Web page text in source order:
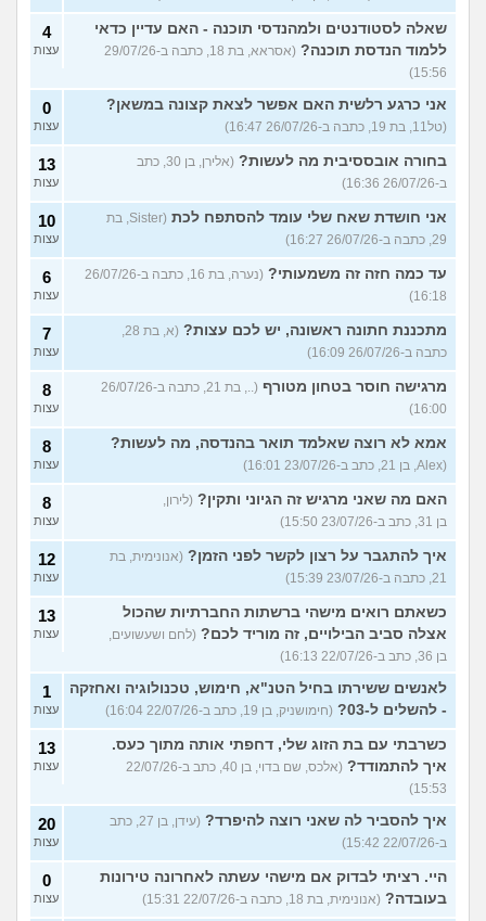
שאלה לסטודנטים ולמהנדסי תוכנה - האם עדיין כדאי
ללמוד הנדסת תוכנה?
(אסראא, בת 18, כתבה ב-29/07/26
15:56)
4
עצות
אני כרגע רלשית האם אפשר לצאת קצונה במשאן?
(טל11, בת 19, כתבה ב-26/07/26 16:47)
0
עצות
בחורה אובססיבית מה לעשות?
(אלירן, בן 30, כתב
ב-26/07/26 16:36)
13
עצות
אני חושדת שאח שלי עומד להסתפח לכת
(Sister, בת
29, כתבה ב-26/07/26 16:27)
10
עצות
עד כמה חזה זה משמעותי?
(נערה, בת 16, כתבה ב-26/07/26
16:18)
6
עצות
מתכננת חתונה ראשונה, יש לכם עצות?
(א, בת 28,
כתבה ב-26/07/26 16:09)
7
עצות
מרגישה חוסר בטחון מטורף
(.., בת 21, כתבה ב-26/07/26
16:00)
8
עצות
אמא לא רוצה שאלמד תואר בהנדסה, מה לעשות?
(Alex, בן 21, כתב ב-23/07/26 16:01)
8
עצות
האם מה שאני מרגיש זה הגיוני ותקין? (לירון,
בן 31, כתב ב-23/07/26 15:50)
8
עצות
איך להתגבר על רצון לקשר לפני הזמן? (אנונימית, בת
21, כתבה ב-23/07/26 15:39)
12
עצות
כשאתם רואים מישהי ברשתות החברתיות שהכול
אצלה סביב הבילויים, זה מוריד לכם? (לחם ושעשועים,
בן 36, כתב ב-22/07/26 16:13)
13
עצות
לאנשים ששירתו בחיל הטנ"א, חימוש, טכנולוגיה ואחזקה
- להשלים ל-03?
(חימושניק, בן 19, כתב ב-22/07/26 16:04)
1
עצות
כשרבתי עם בת הזוג שלי, דחפתי אותה מתוך כעס.
איך להתמודד?
(אלכס, שם בדוי, בן 40, כתב ב-22/07/26
15:53)
13
עצות
איך להסביר לה שאני רוצה להיפרד?
(עידן, בן 27, כתב
ב-22/07/26 15:42)
20
עצות
היי. רציתי לבדוק אם מישהי עשתה לאחרונה טירונות
בעובדה? (אנונימית, בת 18, כתבה ב-22/07/26 15:31)
0
עצות